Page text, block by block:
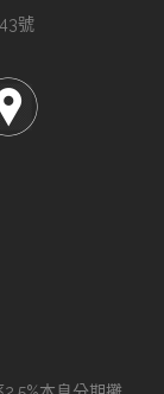
號